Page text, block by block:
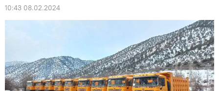
10:43 08.02.2024